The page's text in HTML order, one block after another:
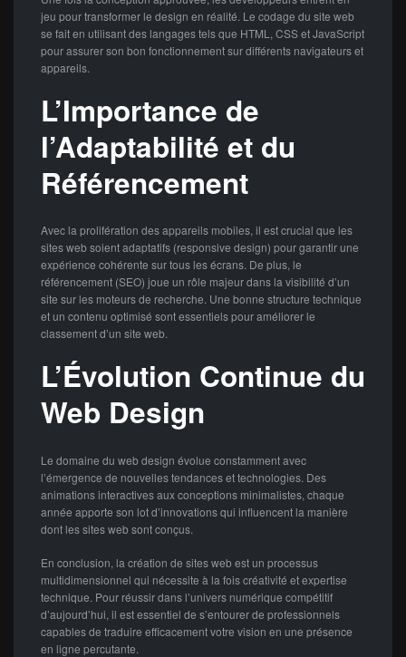
jeu pour transformer le design en réalité. Le codage du site web
se fait en utilisant des langages tels que HTML, CSS et JavaScript
pour assurer son bon fonctionnement sur différents navigateurs et
appareils.
L’Importance de
l’Adaptabilité et du
Référencement
Avec la prolifération des appareils mobiles, il est crucial que les
sites web soient adaptatifs (responsive design) pour garantir une
expérience cohérente sur tous les écrans. De plus, le
référencement (SEO) joue un rôle majeur dans la visibilité d’un
site sur les moteurs de recherche. Une bonne structure technique
et un contenu optimisé sont essentiels pour améliorer le
classement d’un site web.
L’Évolution Continue du
Web Design
Le domaine du web design évolue constamment avec
l’émergence de nouvelles tendances et technologies. Des
animations interactives aux conceptions minimalistes, chaque
année apporte son lot d’innovations qui influencent la manière
dont les sites web sont conçus.
En conclusion, la création de sites web est un processus
multidimensionnel qui nécessite à la fois créativité et expertise
technique. Pour réussir dans l’univers numérique compétitif
d’aujourd’hui, il est essentiel de s’entourer de professionnels
capables de traduire efficacement votre vision en une présence
en ligne percutante.